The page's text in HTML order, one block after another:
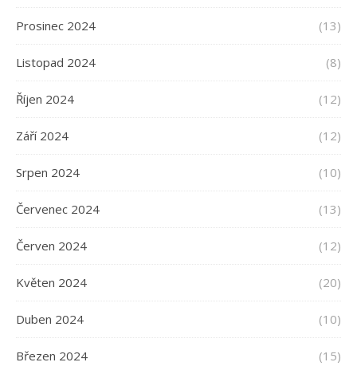
Prosinec 2024 (13)
Listopad 2024 (8)
Říjen 2024 (12)
Září 2024 (12)
Srpen 2024 (10)
Červenec 2024 (13)
Červen 2024 (12)
Květen 2024 (20)
Duben 2024 (10)
Březen 2024 (15)